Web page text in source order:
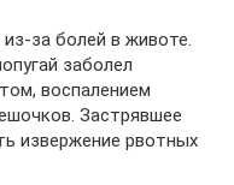
за болей в животе.
заболел
воспалением
Застрявшее
извержение рвотных